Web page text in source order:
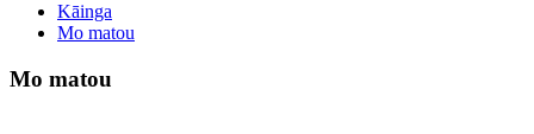
Kāinga
Mo matou
Mo matou